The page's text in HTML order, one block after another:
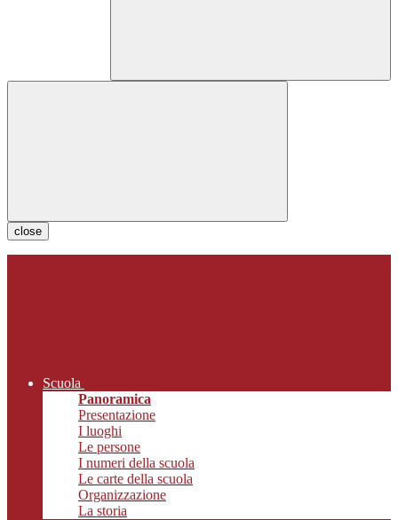
close
Scuola
Panoramica
Presentazione
I luoghi
Le persone
I numeri della scuola
Le carte della scuola
Organizzazione
La storia